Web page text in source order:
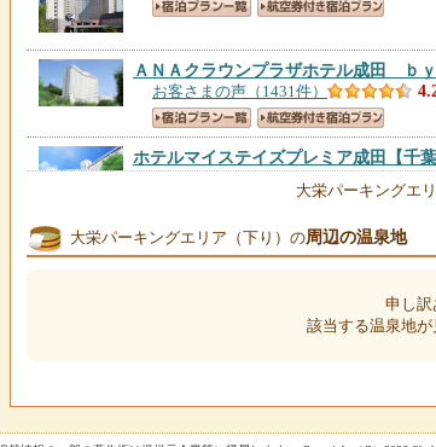
ＡＮＡクラウンプラザホテル成田 ｂ
お客さまの声（1431件）
ホテルマイステイズプレミア成田 【千
お客さまの声（1706件）
成田東武ホテルエアポート【千葉県】
東横ＩＮＮ成田空港本館【千葉県】
お客さまの声（821件）
大栄パーキングエ
大栄パーキングエリア（下り）の周辺の温泉地
申し訳
該当する温泉地が